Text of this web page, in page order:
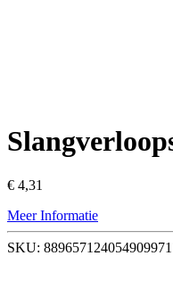
€ 4,31
Meer Informatie
SKU: